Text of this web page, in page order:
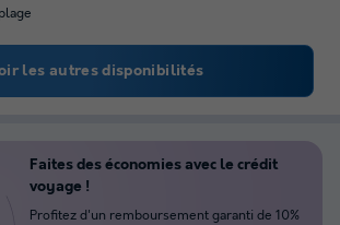
les autres disponibilités
Faites des économies avec le crédit
voyage !
Profitez d'un remboursement garanti de 10%